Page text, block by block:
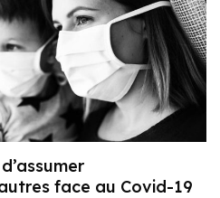
face au Covid-19